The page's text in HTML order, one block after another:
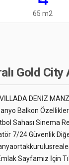
65 m2
Gold
DENİZ
Balkon
Sahası Sinema
7/24 Güvenlik
Sayfamız İçin